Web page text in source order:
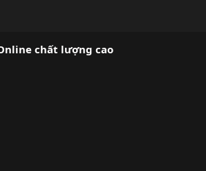
chất lượng cao